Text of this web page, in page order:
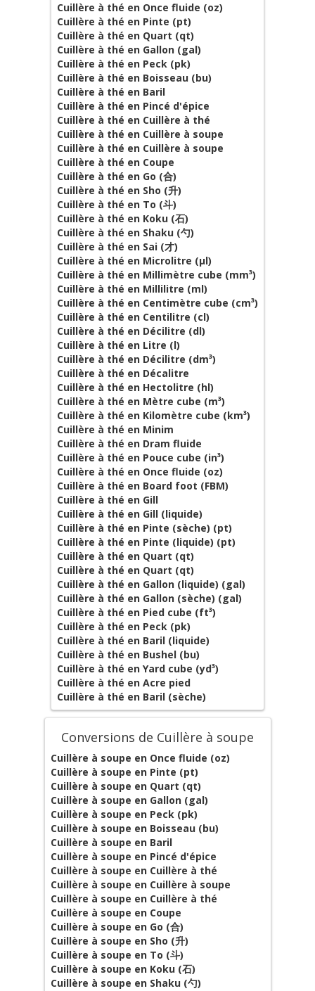
Cuillère à thé en Once fluide (oz)
Cuillère à thé en Pinte (pt)
Cuillère à thé en Quart (qt)
Cuillère à thé en Gallon (gal)
Cuillère à thé en Peck (pk)
Cuillère à thé en Boisseau (bu)
Cuillère à thé en Baril
Cuillère à thé en Pincé d'épice
Cuillère à thé en Cuillère à thé
Cuillère à thé en Cuillère à soupe
Cuillère à thé en Cuillère à soupe
Cuillère à thé en Coupe
Cuillère à thé en Go (合)
Cuillère à thé en Sho (升)
Cuillère à thé en To (斗)
Cuillère à thé en Koku (石)
Cuillère à thé en Shaku (勺)
Cuillère à thé en Sai (才)
Cuillère à thé en Microlitre (µl)
Cuillère à thé en Millimètre cube (mm³)
Cuillère à thé en Millilitre (ml)
Cuillère à thé en Centimètre cube (cm³)
Cuillère à thé en Centilitre (cl)
Cuillère à thé en Décilitre (dl)
Cuillère à thé en Litre (l)
Cuillère à thé en Décilitre (dm³)
Cuillère à thé en Décalitre
Cuillère à thé en Hectolitre (hl)
Cuillère à thé en Mètre cube (m³)
Cuillère à thé en Kilomètre cube (km³)
Cuillère à thé en Minim
Cuillère à thé en Dram fluide
Cuillère à thé en Pouce cube (in³)
Cuillère à thé en Once fluide (oz)
Cuillère à thé en Board foot (FBM)
Cuillère à thé en Gill
Cuillère à thé en Gill (liquide)
Cuillère à thé en Pinte (sèche) (pt)
Cuillère à thé en Pinte (liquide) (pt)
Cuillère à thé en Quart (qt)
Cuillère à thé en Quart (qt)
Cuillère à thé en Gallon (liquide) (gal)
Cuillère à thé en Gallon (sèche) (gal)
Cuillère à thé en Pied cube (ft³)
Cuillère à thé en Peck (pk)
Cuillère à thé en Baril (liquide)
Cuillère à thé en Bushel (bu)
Cuillère à thé en Yard cube (yd³)
Cuillère à thé en Acre pied
Cuillère à thé en Baril (sèche)
Conversions de Cuillère à soupe
Cuillère à soupe en Once fluide (oz)
Cuillère à soupe en Pinte (pt)
Cuillère à soupe en Quart (qt)
Cuillère à soupe en Gallon (gal)
Cuillère à soupe en Peck (pk)
Cuillère à soupe en Boisseau (bu)
Cuillère à soupe en Baril
Cuillère à soupe en Pincé d'épice
Cuillère à soupe en Cuillère à thé
Cuillère à soupe en Cuillère à soupe
Cuillère à soupe en Cuillère à thé
Cuillère à soupe en Coupe
Cuillère à soupe en Go (合)
Cuillère à soupe en Sho (升)
Cuillère à soupe en To (斗)
Cuillère à soupe en Koku (石)
Cuillère à soupe en Shaku (勺)